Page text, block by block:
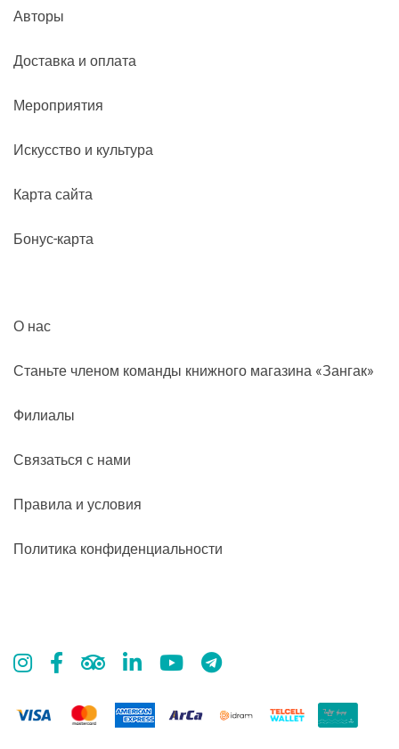
Авторы
Доставка и оплата
Мероприятия
Искусство и культура
Карта сайта
Бонус-карта
О нас
Станьте членом команды книжного магазина «Зангак»
Филиалы
Связаться с нами
Правила и условия
Политика конфиденциальности